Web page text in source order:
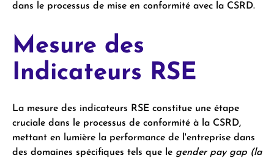
dans le processus de mise en conformité avec la CSRD.
Mesure des
Indicateurs RSE
La mesure des indicateurs RSE constitue une étape
cruciale dans le processus de conformité à la CSRD,
mettant en lumière la performance de l'entreprise dans
des domaines spécifiques tels que le gender pay gap (la